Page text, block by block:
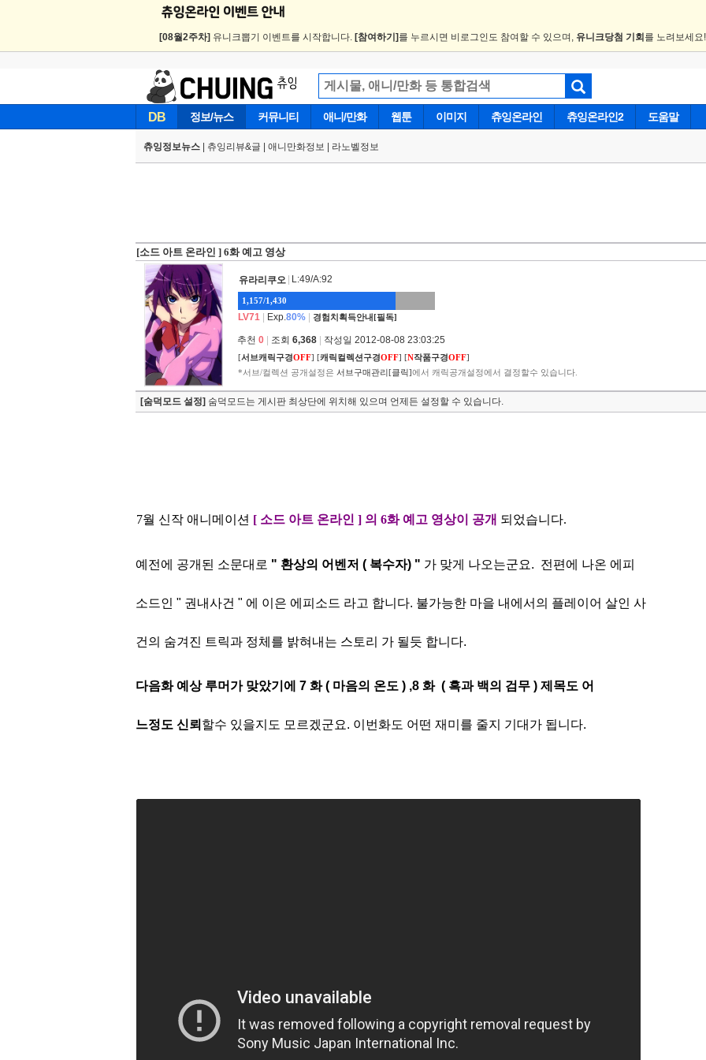
[08월2주차] 유니크뽑기 이벤트를 시작합니다. [참여하기] 를 누르시면 비로그인도 참여할 수 있으며, 유니크당첨 기회 를 노려보세
DB 정보/뉴스 커뮤니티 애니/만화 웹툰 이미지 츄잉온라인 츄잉온라인2 도움말
츄잉정보뉴스 츄잉리뷰&글 애니만화정보 라노벨정보
[소드 아트 온라인 ] 6화 예고 영상
유라리쿠오 L:49/A:92
1,157/1,430
LV71 Exp.80% 경험치획득안내[필독]
추천 0 조회 6,368 작성일 2012-08-08 23:03:25
[서브캐릭구경OFF] [캐릭컬렉션구경OFF] [N작품구경OFF]
*서브/컬렉션 공개설정은 서브구매관리[클릭]에서 캐릭공개설정에서 결정할수 있습니다.
[숨덕모드 설정] 숨덕모드는 게시판 최상단에 위치해 있으며 언제든 설정할 수 있습니다.
7월 신작 애니메이션 [ 소드 아트 온라인 ] 의 6화 예고 영상이 공개 되었습니다.
예전에 공개된 소문대로 " 환상의 어벤저 ( 복수자) " 가 맞게 나오는군요. 전편에 나온 에피
소드인 " 권내사건 " 에 이은 에피소드 라고 합니다. 불가능한 마을 내에서의 플레이어 살인 사
건 의 숨겨진 트릭과 정체를 밝혀내는 스토리 가 될듯 합니다.
다음화 예상 루머가 맞았기에 7 화 ( 마음의 온도 ) ,8 화 ( 흑과 백의 검무 ) 제목도 어
느정도 신뢰 할수 있을지도 모르겠군요. 이번화도 어떤 재미를 줄지 기대가 됩니다.